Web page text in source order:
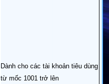
Dành cho các tài khoản tiêu dùng
từ mốc 1001 trở lên